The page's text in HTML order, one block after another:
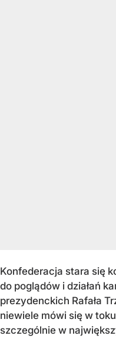
Konfederacja stara się
do poglądów i działań
prezydenckich Rafała
niewiele mówi się w
szczególnie w